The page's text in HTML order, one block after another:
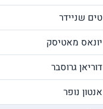
טים שניידר
יונאס מאטיסק
דוריאן גרוסבר
אנטון נופר